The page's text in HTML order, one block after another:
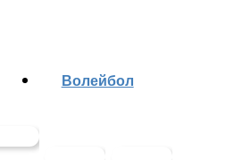
Волейбол